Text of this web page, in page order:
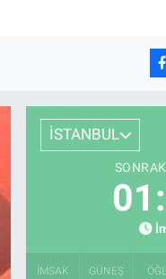
İSTANBUL
İMSAK GÜNEŞ